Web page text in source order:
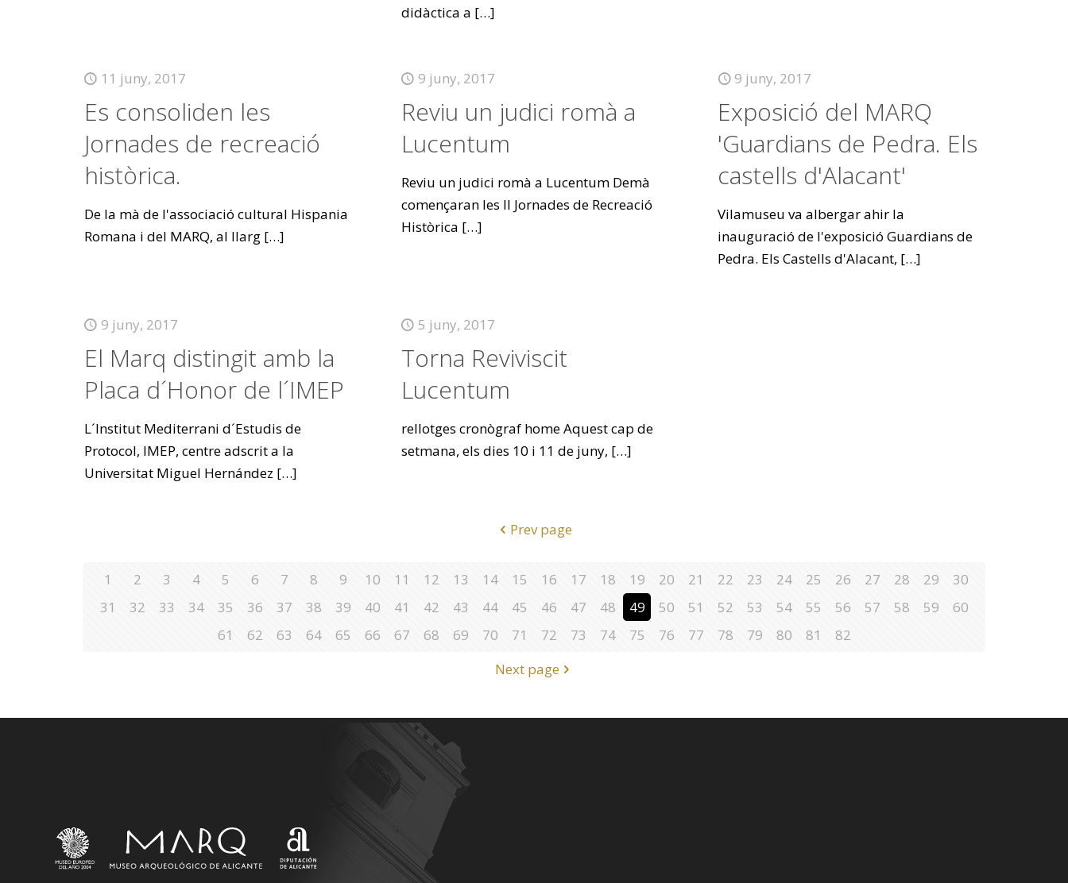
didàctica a […]
11 juny, 2017
Es consoliden les
Jornades de recreació
històrica.
De la mà de l'associació cultural Hispania
Romana i del MARQ, al llarg[…]
9 juny, 2017
Reviu un judici romà a
Lucentum
Reviu un judici romà a Lucentum Demà
començaran les II Jornades de Recreació
Històrica […]
9 juny, 2017
Exposició del MARQ
'Guardians de Pedra. Els
castells d'Alacant'
Vilamuseu va albergar ahir la
inauguració de l'exposició Guardians de
Pedra. Els Castells d'Alacant, […]
9 juny, 2017
El Marq distingit amb la
Placa d´Honor de l´IMEP
L´Institut Mediterrani d´Estudis de
Protocol, IMEP, centre adscrit a la
Universitat Miguel Hernández […]
5 juny, 2017
Torna Reviviscit
Lucentum
rellotges cronògraf home Aquest cap de
setmana, els dies 10 i 11 de juny, […]
Prev page
1 2 3 4 5 6 7 8 9 10 11 12 13 14 15 16 17 18 19 20 21 22 23 24 25 26 27 28 29
30
31
32 33 34 35 36 37 38 39 40 41 42 43 44 45 46 47 48 49 50 51 52 53 54 55 56 57 58 59
60
61
62 63 64 65 66 67 68 69 70 71 72 73 74 75 76 77 78 79 80 81
82
Next page